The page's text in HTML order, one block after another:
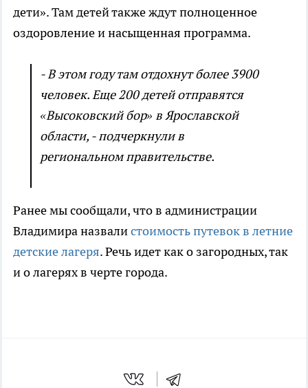
дети». Там детей также ждут полноценное
оздоровление и насыщенная программа.
- В этом году там отдохнут более 3900
человек. Еще 200 детей отправятся
«Высоковский бор» в Ярославской
области, - подчеркнули в
региональном правительстве.
Ранее мы сообщали, что в администрации
Владимира назвалистоимость путевок в летние
детские лагеря. Речь идет как о загородных, так
и о лагерях в черте города.